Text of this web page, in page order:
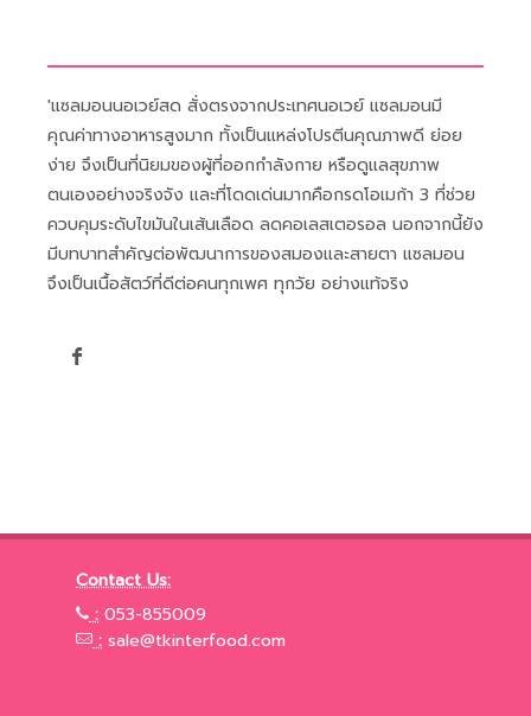
'แซลมอนนอเวย์สด สั่งตรงจากประเทศนอเวย์ แซลมอนมี
คุณค่าทางอาหารสูงมาก ทั้งเป็นแหล่งโปรตีนคุณภาพดี ย่อย
ง่าย จึงเป็นที่นิยมของผู้ที่ออกกำลังกาย หรือดูแลสุขภาพ
ตนเองอย่างจริงจัง และที่โดดเด่นมากคือกรดโอเมก้า 3 ที่ช่วย
ควบคุมระดับไขมันในเส้นเลือด ลดคอเลสเตอรอล นอกจากนี้ยัง
มีบทบาทสำคัญต่อพัฒนาการของสมองและสายตา แซลมอน
จึงเป็นเนื้อสัตว์ที่ดีต่อคนทุกเพศ ทุกวัย อย่างแท้จริง
Contact Us:
: 053-855009
: sale@tkinterfood.com